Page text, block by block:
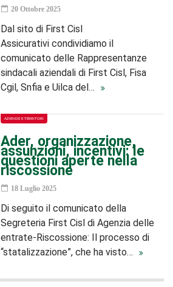
20 Ottobre 2025
Dal sito di First Cisl
Assicurativi condividiamo il
comunicato delle Rappresentanze
sindacali aziendali di First Cisl, Fisa
Cgil, Snfia e Uilca del…
AZIENDE E TERRITORI
Ader, organizzazione,
assunzioni, incentivi: le
questioni aperte nella
riscossione
18 Luglio 2025
Di seguito il comunicato della
Segreteria First Cisl di Agenzia delle
entrate-Riscossione: Il processo di
“statalizzazione”, che ha visto…